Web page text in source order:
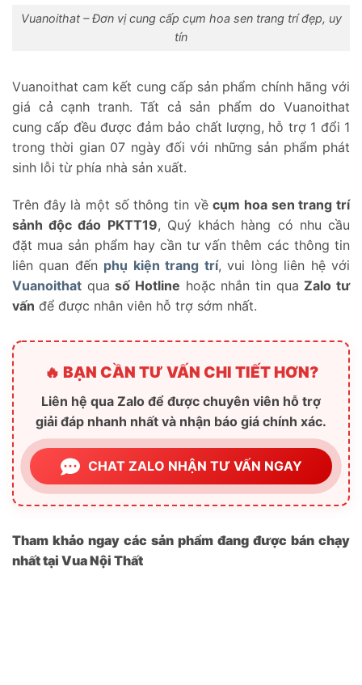
Vuanoithat – Đơn vị cung cấp cụm hoa sen trang trí đẹp, uy
tín
Vuanoithat cam kết cung cấp sản phẩm chính hãng với
giá cả cạnh tranh. Tất cả sản phẩm do Vuanoithat
cung cấp đều được đảm bảo chất lượng, hỗ trợ 1 đổi 1
trong thời gian 07 ngày đối với những sản phẩm phát
sinh lỗi từ phía nhà sản xuất.
Trên đây là một số thông tin vềcụm hoa sen trang trí
sảnh độc đáo PKTT19, Quý khách hàng có nhu cầu
đặt mua sản phẩm hay cần tư vấn thêm các thông tin
liên quan đến phụ kiện trang trí, vui lòng liên hệ với
Vuanoithat quasố Hotline hoặc nhắn tin quaZalo tư
vấn để được nhân viên hỗ trợ sớm nhất.
🔥 BẠN CẦN TƯ VẤN CHI TIẾT HƠN?
Liên hệ qua Zalo để được chuyên viên hỗ trợ
giải đáp nhanh nhất và nhận báo giá chính xác.
CHAT ZALO NHẬN TƯ VẤN NGAY
Tham khảo ngay các sản phẩm đang được bán chạy
nhất tại Vua Nội Thất